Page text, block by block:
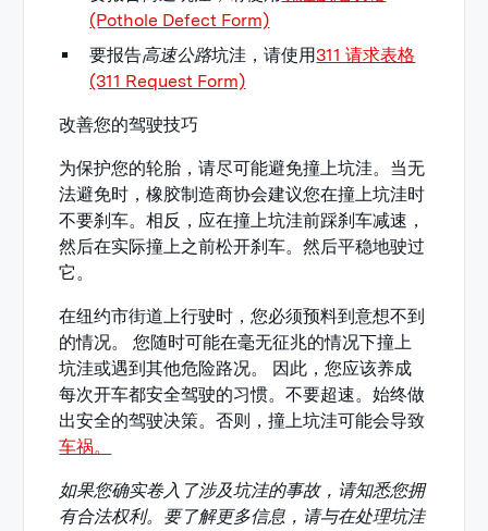
(Pothole Defect Form)
要报告高速公路坑洼，请使用311 请求表格
(311 Request Form)
改善您的驾驶技巧
为保护您的轮胎，请尽可能避免撞上坑洼。当无
法避免时，橡胶制造商协会建议您在撞上坑洼时
不要刹车。相反，应在撞上坑洼前踩刹车减速，
然后在实际撞上之前松开刹车。然后平稳地驶过
它。
在纽约市街道上行驶时，您必须预料到意想不到
的情况。 您随时可能在毫无征兆的情况下撞上
坑洼或遇到其他危险路况。 因此，您应该养成
每次开车都安全驾驶的习惯。不要超速。始终做
出安全的驾驶决策。否则，撞上坑洼可能会导致
车祸。
如果您确实卷入了涉及坑洼的事故，请知悉您拥
有合法权利。要了解更多信息，请与在处理坑洼